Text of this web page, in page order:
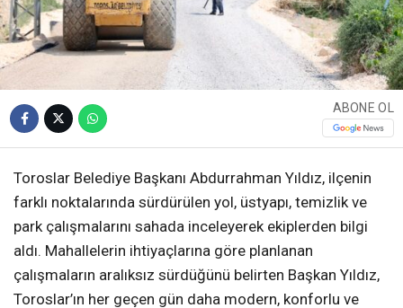
ABONE OL
Toroslar Belediye Başkanı Abdurrahman Yıldız, ilçenin
farklı noktalarında sürdürülen yol, üstyapı, temizlik ve
park çalışmalarını sahada inceleyerek ekiplerden bilgi
aldı. Mahallelerin ihtiyaçlarına göre planlanan
çalışmaların aralıksız sürdüğünü belirten Başkan Yıldız,
Toroslar’ın her geçen gün daha modern, konforlu ve